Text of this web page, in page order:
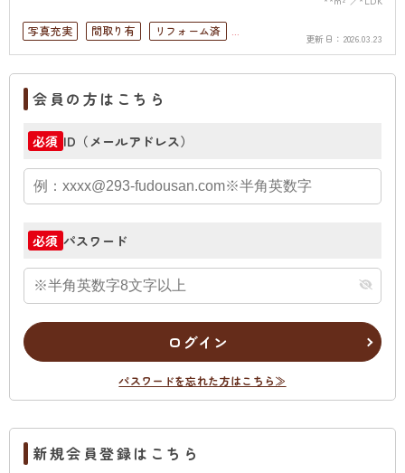
写真充実 間取り有
リフォーム済
駅徒歩10分以内
ペット可
高層階
南面バルコニー
オートロック
更新日： 2026.03.23
会員の方はこちら
必須 ID（メールアドレス）
必須 パスワード
ログイン
パスワードを忘れた方はこちら≫
新規会員登録はこちら